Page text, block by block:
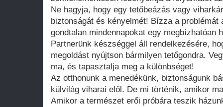
Ne hagyja, hogy egy tetőbeázás vagy
biztonságát és kényelmét! Bízza a
gondtalan mindennapokat egy megbízhatóan
Partnerünk készséggel áll rendelkezésére,
megoldást nyújtson bármilyen tetőgondra.
ma, és tapasztalja meg a különbséget!
Az otthonunk a menedékünk, biztonságunk
külvilág viharai elől. De mi történik, amikor
Amikor a természet erői próbára teszik